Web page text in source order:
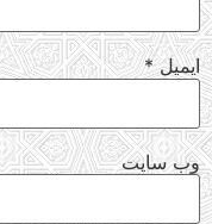
ایمیل*
وب‌ سایت